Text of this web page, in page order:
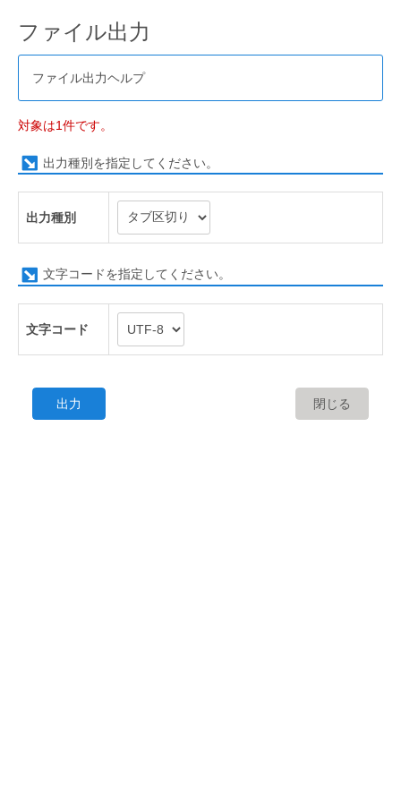
ファイル出力
ファイル出力ヘルプ
対象は1件です。
出力種別を指定してください。
出力種別
文字コードを指定してください。
文字コード